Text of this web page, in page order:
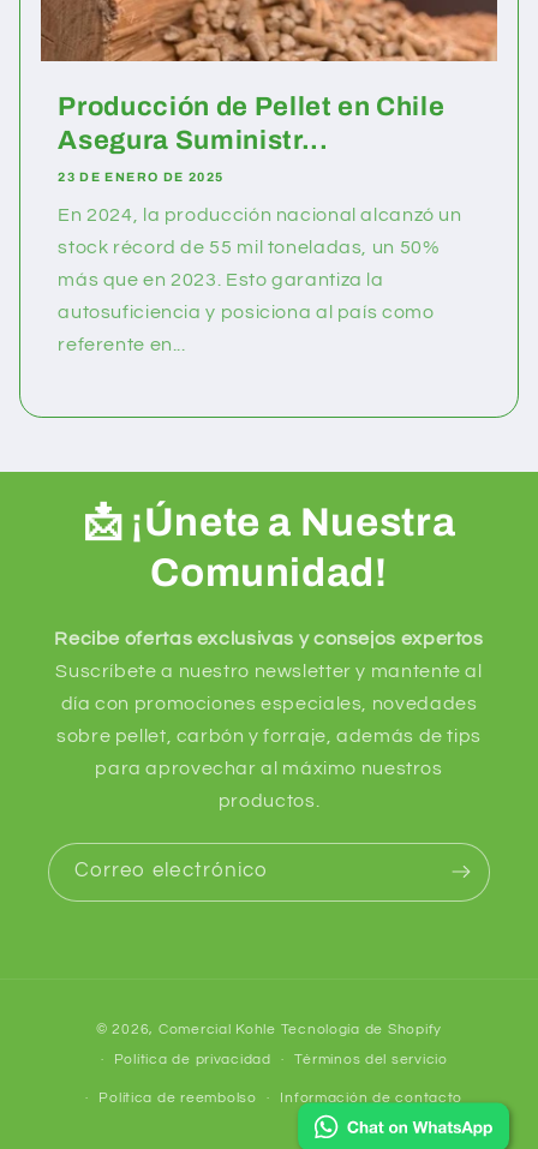
Producción de Pellet en Chile
Asegura Suministr...
23 DE ENERO DE 2025
En 2024, la producción nacional alcanzó un
stock récord de 55 mil toneladas, un 50%
más que en 2023. Esto garantiza la
autosuficiencia y posiciona al país como
referente en...
📩 ¡Únete a Nuestra
Comunidad!
Recibe ofertas exclusivas y consejos expertos
Suscríbete a nuestro newsletter y mantente al
día con promociones especiales, novedades
sobre pellet, carbón y forraje, además de tips
para aprovechar al máximo nuestros
productos.
Correo electrónico
© 2026, Comercial Kohle Tecnología de Shopify
Política de privacidad Términos del servicio
Política de reembolso Información de contacto